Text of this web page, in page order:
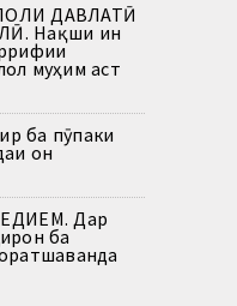
ДАВЛАТӢ
Нақши ин
муҳим аст
ба пӯпаки
он
Дар
ба